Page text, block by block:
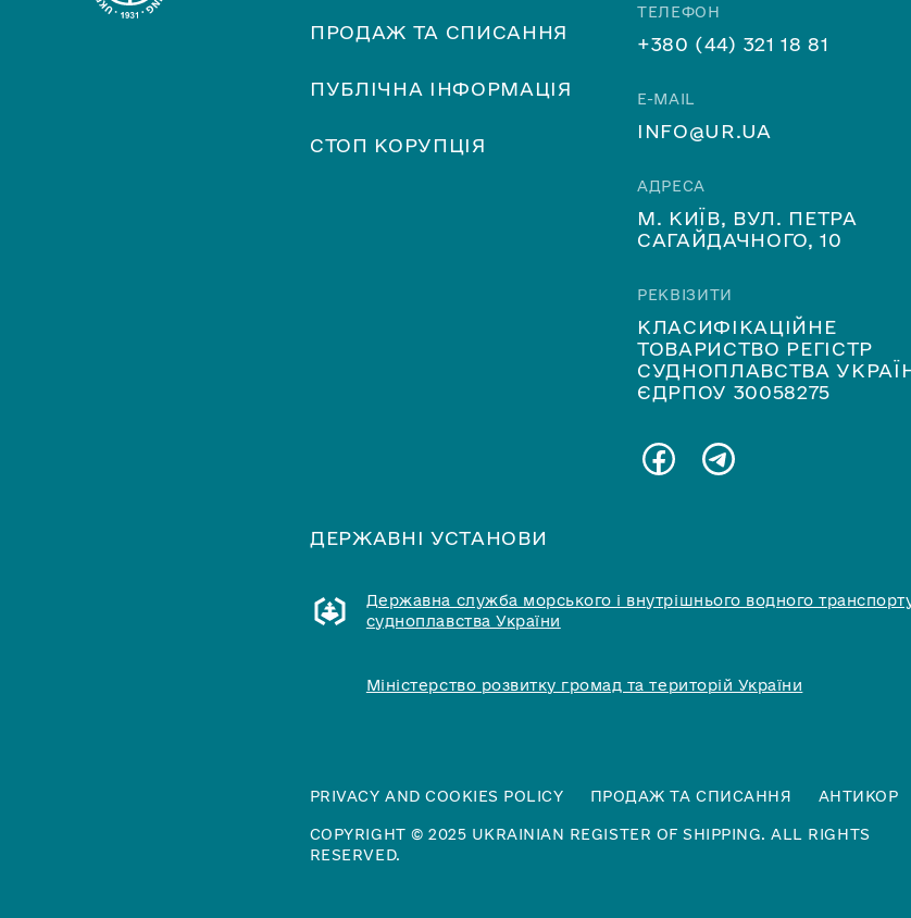
ПРОДАЖ ТА СПИСАННЯ
ПУБЛІЧНА ІНФОРМАЦІЯ
СТОП КОРУПЦІЯ
ТЕЛЕФОН
+380 (44) 321 18 81
E-MAIL
INFO@UR.UA
АДРЕСА
М. КИЇВ, ВУЛ. ПЕТРА
САГАЙДАЧНОГО, 10
РЕКВІЗИТИ
КЛАСИФІКАЦІЙНЕ
ТОВАРИСТВО РЕГІСТР
СУДНОПЛАВСТВА
ЄДРПОУ 30058275
ДЕРЖАВНІ УСТАНОВИ
Державна служба морського і внутрішнього водного
судноплавства України
Міністерство розвитку громад та територій України
PRIVACY AND COOKIES POLICY ПРОДАЖ ТА СПИСАННЯ АНТИКОР
COPYRIGHT © 2025 UKRAINIAN REGISTER OF SHIPPING. ALL RIGHTS
RESERVED.